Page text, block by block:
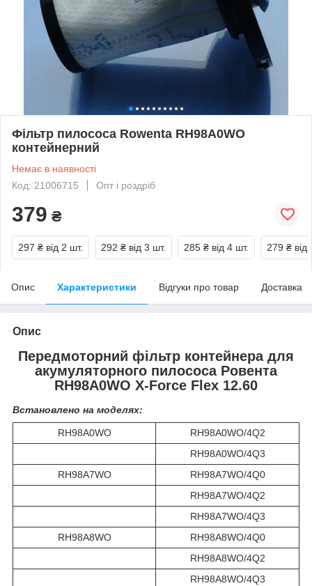
Фільтр пилососа Rowenta RH98A0WO
контейнерний
Немає в наявності
Код: 21006715
Опт і роздріб
379 ₴
297 ₴ від 2 шт. 292 ₴ від 3 шт. 285 ₴ від 4 шт. 279 ₴ від
Опис Характеристики Відгуки про товар Доставка
Опис
Передмоторний фільтр контейнера для
акумуляторного пилососа Ровента
RH98A0WO X-Force Flex 12.60
Встановлено на моделях:
RH98A0WO
RH98A0WO/4Q2
RH98A0WO/4Q3
RH98A7WO
RH98A7WO/4Q0
RH98A7WO/4Q2
RH98A7WO/4Q3
RH98A8WO
RH98A8WO/4Q0
RH98A8WO/4Q2
RH98A8WO/4Q3